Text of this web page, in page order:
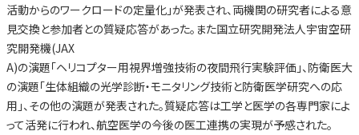
活動からのワークロードの定量化」が発表され、両機関の研究者による意
見交換と参加者との質疑応答があった。また国立研究開発法人宇宙空研
究開発機(JAX
A)の演題「ヘリコプター用視界増強技術の夜間飛行実験評価」、防衛医大
の演題「生体組織の光学診断・モニタリング技術と防衛医学研究への応
用」、その他の演題が発表された。質疑応答は工学と医学の各専門家によ
って活発に行われ、航空医学の今後の医工連携の実現が予感された。